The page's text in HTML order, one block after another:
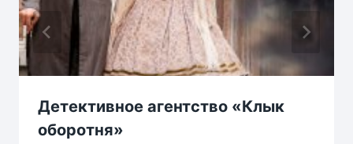
Детективное агентство «Клык
оборотня»